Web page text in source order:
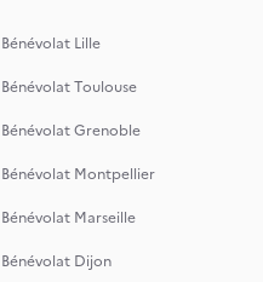
Bénévolat Lille
Bénévolat Toulouse
Bénévolat Grenoble
Bénévolat Montpellier
Bénévolat Marseille
Bénévolat Dijon